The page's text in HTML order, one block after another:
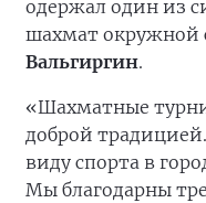
одержал один из
шахмат окружной
Вальгиргин.
«Шахматные
доброй
виду спорта в
Мы благодарны